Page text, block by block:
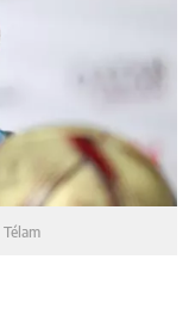
Télam